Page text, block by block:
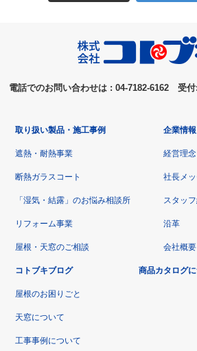
電話でのお問い合わせは : 04-7182-6162 受
取り扱い製品・施工事例
遮熱・耐熱事業
断熱ガラスコート
「湿気・結露」のお悩み相談所
リフォーム事業
屋根・天窓のご相談
企業情報
経営理念
社長メ
スタッ
沿革
会社概要
コトブキブログ
屋根のお困りごと
天窓について
工事事例について
商品カタログ